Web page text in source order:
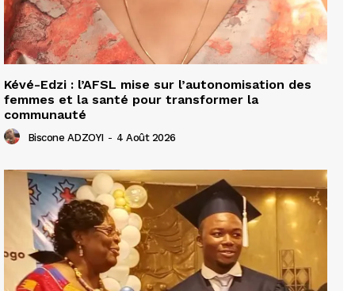
Kévé-Edzi : l’AFSL mise sur l’autonomisation des
femmes et la santé pour transformer la
communauté
Biscone ADZOYI - 4 Août 2026